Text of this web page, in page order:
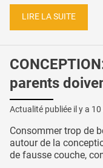
LIRE LA SUITE
parents
Actualité publiée il y a 10
Consommer trop de
autour de la
de fausse couche,